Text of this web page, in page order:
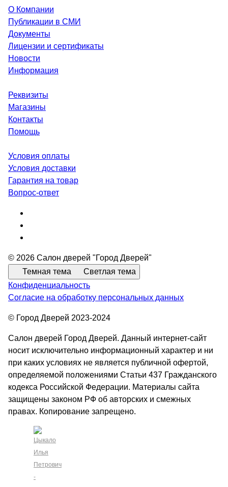
О Компании
Публикации в СМИ
Документы
Лицензии и сертификаты
Новости
Информация
Реквизиты
Магазины
Контакты
Помощь
Условия оплаты
Условия доставки
Гарантия на товар
Вопрос-ответ
© 2026 Салон дверей "Город Дверей"
Темная тема
Светлая тема
Конфиденциальность
Согласие на обработку персональных данных
© Город Дверей 2023-2024
Салон дверей Город Дверей. Данный интернет-сайт
носит исключительно информационный характер и ни
при каких условиях не является публичной офертой,
определяемой положениями Статьи 437 Гражданского
кодекса Российской Федерации. Материалы сайта
защищены законом РФ об авторских и смежных
правах. Копирование запрещено.